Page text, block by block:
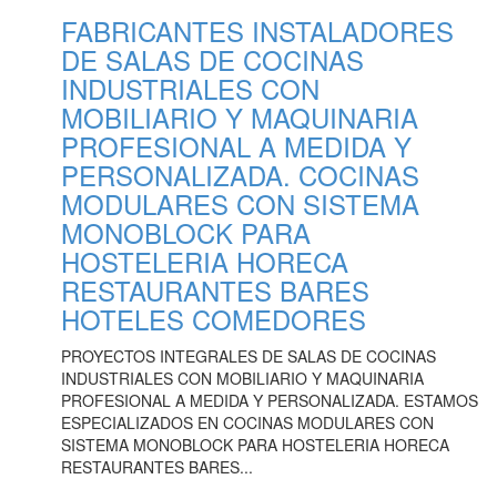
FABRICANTES INSTALADORES
DE SALAS DE COCINAS
INDUSTRIALES CON
MOBILIARIO Y MAQUINARIA
PROFESIONAL A MEDIDA Y
PERSONALIZADA. COCINAS
MODULARES CON SISTEMA
MONOBLOCK PARA
HOSTELERIA HORECA
RESTAURANTES BARES
HOTELES COMEDORES
PROYECTOS INTEGRALES DE SALAS DE COCINAS
INDUSTRIALES CON MOBILIARIO Y MAQUINARIA
PROFESIONAL A MEDIDA Y PERSONALIZADA. ESTAMOS
ESPECIALIZADOS EN COCINAS MODULARES CON
SISTEMA MONOBLOCK PARA HOSTELERIA HORECA
RESTAURANTES BARES...